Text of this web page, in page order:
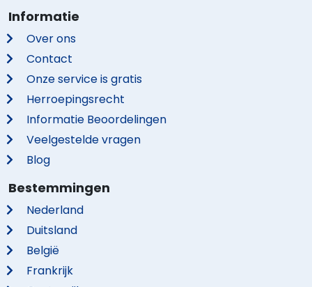
Informatie
Over ons
Contact
Onze service is gratis
Herroepingsrecht
Informatie Beoordelingen
Veelgestelde vragen
Blog
Bestemmingen
Nederland
Duitsland
België
Frankrijk